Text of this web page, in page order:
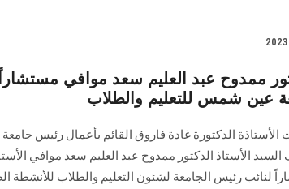
ممدوح عبد العليم سعد موافي
عين شمس للتعليم والطلاب
الأستاذة الدكتورة غادة فاروق القائم بأعمال رئيس
السيد الأستاذ الدكتور ممدوح عبد العليم سعد موافي
لنائب رئيس الجامعة لشئون التعليم والطلاب للأنشطة